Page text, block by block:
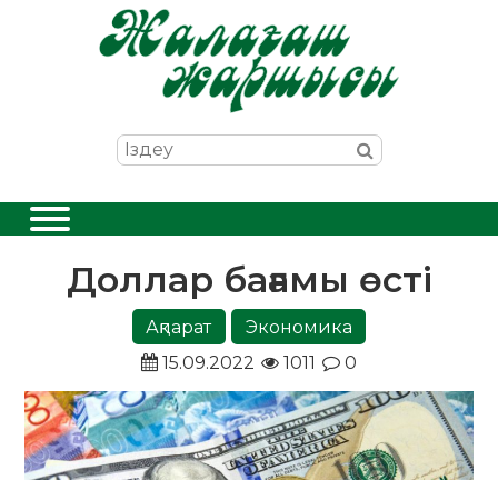
Доллар бағамы өсті
Ақпарат
Экономика
15.09.2022
1011 0